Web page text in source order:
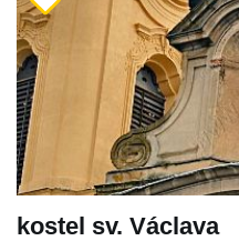
kostel sv. Václava